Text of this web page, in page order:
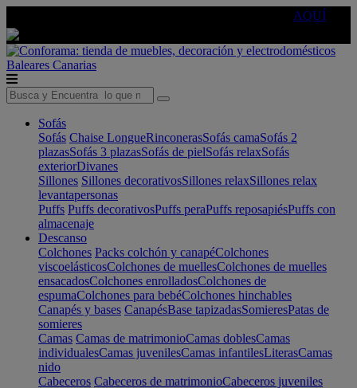
AQUÍ
Baleares Canarias
Sofás
Sofás Chaise LongueRinconerasSofás camaSofás 2
plazasSofás 3 plazasSofás de pielSofás relaxSofás
exteriorDivanes
Sillones Sillones decorativosSillones relaxSillones relax
levantapersonas
Puffs Puffs decorativosPuffs peraPuffs reposapiésPuffs con
almacenaje
Descanso
Colchones Packs colchón y canapéColchones
viscoelásticosColchones de muellesColchones de muelles
ensacadosColchones enrolladosColchones de
espumaColchones para bebéColchones hinchables
Canapés y bases CanapésBase tapizadasSomieresPatas de
somieres
Camas Camas de matrimonioCamas doblesCamas
individualesCamas juvenilesCamas infantilesLiterasCamas
nido
Cabeceros Cabeceros de matrimonioCabeceros juveniles